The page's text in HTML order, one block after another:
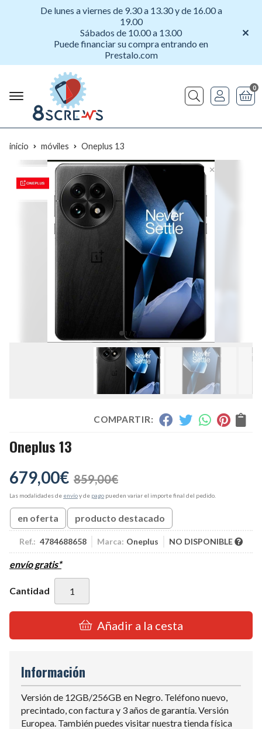
De lunes a viernes de 9.30 a 13.30 y de 16.00 a
19.00
Sábados de 10.00 a 13.00
Puede financiar su compra entrando en
Prestalo.com
Buscar
0
inicio móviles Oneplus 13
COMPARTIR:
Oneplus 13
679,00€ 859,00€
Las modalidades de envíoy de pago pueden variar el importe final del pedido.
en oferta producto destacado
Ref.: 4784688658 Marca: Oneplus NO DISPONIBLE
envío gratis*
Cantidad
Añadir a la cesta
Información
Versión de 12GB/256GB en Negro. Teléfono nuevo,
precintado, con factura y 3 años de garantía. Versión
Europea. También puedes visitar nuestra tienda física